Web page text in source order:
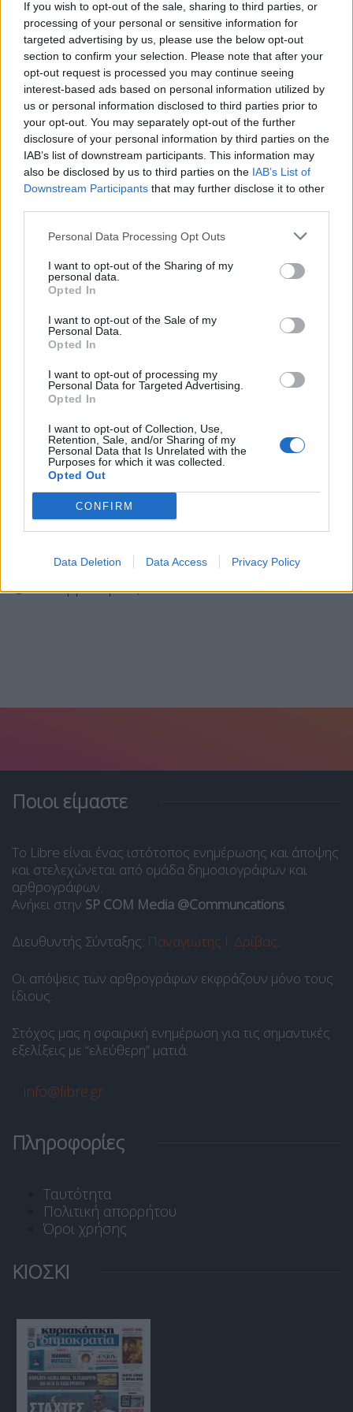
If you wish to opt-out of the sale, sharing to third parties, or
processing of your personal or sensitive information for
targeted advertising by us, please use the below opt-out
section to confirm your selection. Please note that after your
opt-out request is processed you may continue seeing
interest-based ads based on personal information utilized by
us or personal information disclosed to third parties prior to
your opt-out. You may separately opt-out of the further
disclosure of your personal information by third parties on the
IAB’s list of downstream participants. This information may
also be disclosed by us to third parties on the IAB’s List of
Downstream Participants that may further disclose it to other
Personal Data Processing Opt Outs
I want to opt-out of the Sharing of my
personal data.
Opted In
I want to opt-out of the Sale of my
Personal Data.
Opted In
I want to opt-out of processing my
Personal Data for Targeted Advertising.
Opted In
I want to opt-out of Collection, Use,
Retention, Sale, and/or Sharing of my
Personal Data that Is Unrelated with the
Purposes for which it was collected.
Opted Out
CONFIRM
Data Deletion Data Access Privacy Policy
τα τιμαλφή και τα αφιερώματα των πιστών. Τα
στελέχη του γραφείου ασφαλείας του
Λιμεναρχείουτης Τήνου όμως, τα βρήκαν και τα
παρέδωσαν στον ιερέα του ναού. Ο 37χρονος θα
οδηγηθεί στον Εισαγγελέα Πρωτοδικών Σύρου.
Facebook Share on X Bluesky
Email Copy Link
Σχετικά Άρθρα
Εκτεταμένες...
19 Φεβρουαρίου, 2026
Ποιοι είμαστε
Το Libre είναι ένας ιστότοπος ενημέρωσης και άποψης
και στελεχώνεται από ομάδα δημοσιογράφων και
αρθρογράφων.
Ανήκει στην SP COM Media @Communcations.
Διευθυντής Σύνταξης: Παναγιώτης Ι. Δρίβας.
Οι απόψεις των αρθρογράφων εκφράζουν μόνο τους
ίδιους.
Στόχος μας η σφαιρική ενημέρωση για τις σημαντικές
εξελίξεις με “ελεύθερη” ματιά.
info@libre.gr
Πληροφορίες
Ταυτότητα
Πολιτική απορρήτου
Όροι χρήσης
ΚΙΟΣΚΙ